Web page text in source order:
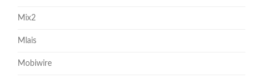
Mix2
Mlais
Mobiwire